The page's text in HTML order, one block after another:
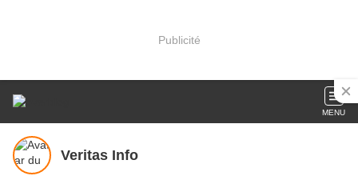
Publicité
MENU
Veritas Info